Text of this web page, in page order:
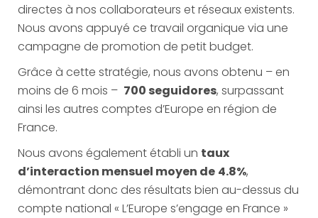
directes à nos collaborateurs et réseaux existents.
Nous avons appuyé ce travail organique via une
campagne de promotion de petit budget.
Grâce à cette stratégie, nous avons obtenu – en
moins de 6 mois – 700 seguidores, surpassant
ainsi les autres comptes d’Europe en région de
France.
Nous avons également établi un taux
d’interaction mensuel moyen de 4.8%,
démontrant donc des résultats bien au-dessus du
compte national « L’Europe s’engage en France »